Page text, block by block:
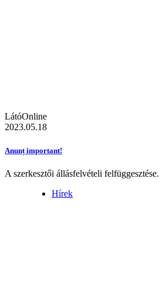
LátóOnline
2023.05.18
Anunț important!
A szerkesztői állásfelvételi felfüggesztése.
Hírek